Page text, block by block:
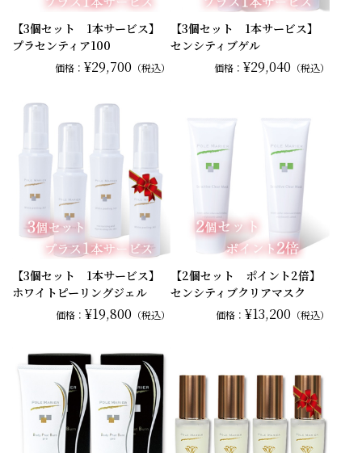
【3個セット 1本サービス】
プラセンティア100
価格：¥29,700 （税込）
【3個セット 1本サービス】
センシティブゲル
価格： ¥29,040 （税込）
【3個セット 1本サービス】
ホワイトピーリングジェル
価格：¥19,800 （税込）
【2個セット ポイント2倍】
センシティブクリアマスク
価格： ¥13,200 （税込）